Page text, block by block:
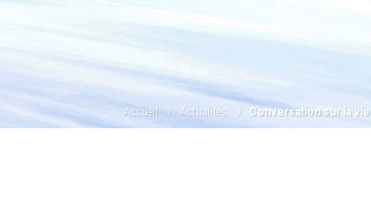
Accueil Actualités Conversation sur la vie